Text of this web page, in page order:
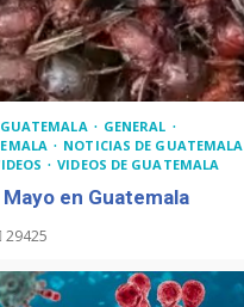
GENERAL
NOTICIAS DE GUATEMALA
VIDEOS DE GUATEMALA
en Guatemala
29425